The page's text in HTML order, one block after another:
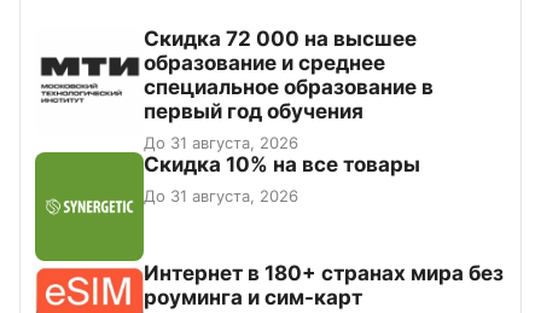
Скидка 72 000 на высшее
образование и среднее
специальное образование в
первый год обучения
До 31 августа, 2026
Скидка 10% на все товары
До 31 августа, 2026
Интернет в 180+ странах мира без
роуминга и сим-карт